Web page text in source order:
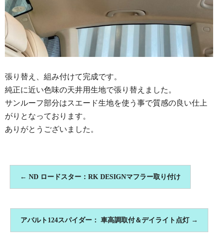
張り替え、組み付けて完成です。
純正に近い色味の天井用生地で張り替えました。
サンルーフ部分はスエード生地を使う事で質感の良い仕上
がりとなっております。
ありがとうございました。
← ND ロードスター：RK DESIGNマフラー取り付け
アバルト124スパイダー： 車高調取付＆デイライト点灯 →